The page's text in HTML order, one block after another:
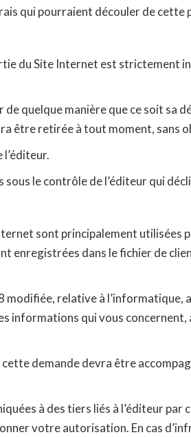
qui pourraient découler de cette
du Site Internet est
quelque manière que ce soit sa
être retirée à tout moment, sans
sous le contrôle de l’éditeur qui
sont principalement utilisées
enregistrées dans le fichier de
relative à l’informatique,
informations qui vous
demande devra être
à des tiers liés à l’éditeur par
votre autorisation. En cas